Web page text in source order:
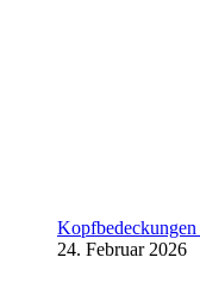
24. Februar 2026